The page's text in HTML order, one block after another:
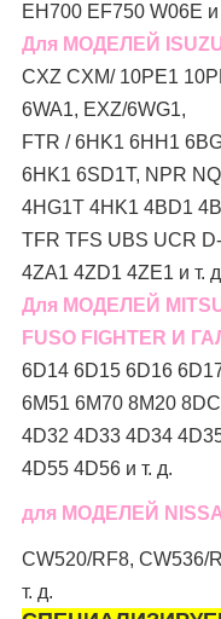
EH700 EF750 W06E и
Для МОДЕЛЕЙ
CXZ CXM/ 10PE1
6WA1, EXZ/6WG1,
FTR / 6HK1 6HH1
6HK1 6SD1T, NPR
4HG1T 4HK1 4BD1
TFR TFS UBS UCR
4ZA1 4ZD1 4ZE1 и т.
Для МОДЕЛЕЙ
FUSO FIGHTER И
6D14 6D15 6D16
6M51 6M70 8M20
4D32 4D33 4D34
4D55 4D56 и т. д.
для МОДЕЛЕЙ
CW520/RF8, CW536/
т. д.